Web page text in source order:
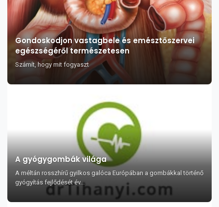
Gondoskodjon vastagbele és emésztőszervei
egészségéről természetesen
Számít, hogy mit fogyaszt
A gyógygombák világa
A méltán rosszhírű gyilkos galóca Európában a gombákkal történő
gyógyítás fejlődését év...